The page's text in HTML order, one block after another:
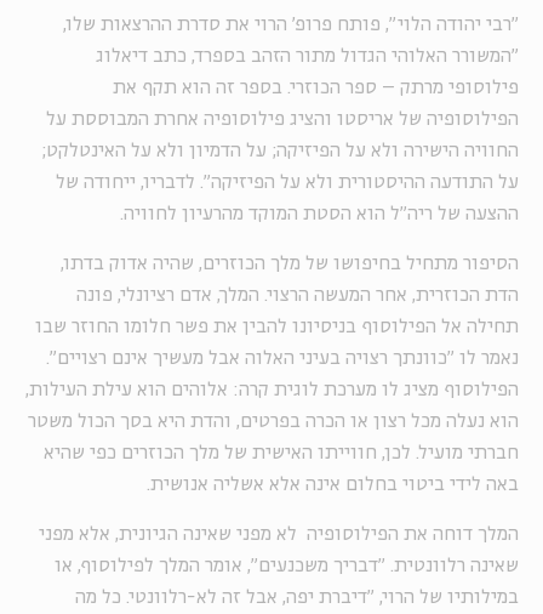
"רבי יהודה הלוי", פותח פרופ' הרוי את סדרת ההרצאות שלו,
"המשורר האלוהי הגדול מתור הזהב בספרד, כתב דיאלוג
פילוסופי מרתק – ספר הכוזרי. בספר זה הוא תקף את
הפילוסופיה של אריסטו והציג פילוסופיה אחרת המבוססת על
החוויה הישירה ולא על הפיזיקה; על הדמיון ולא על האינטלקט;
על התודעה ההיסטורית ולא על הפיזיקה". לדבריו, ייחודה של
ההצעה של ריה"ל הוא הסטת המוקד מהרעיון לחוויה.
הסיפור מתחיל בחיפושו של מלך הכוזרים, שהיה אדוק בדתו,
הדת הכוזרית, אחר המעשה הרצוי. המלך, אדם רציונלי, פונה
תחילה אל הפילוסוף בניסיונו להבין את פשר חלומו החוזר שבו
נאמר לו "כוונתך רצויה בעיני האלוה אבל מעשיך אינם רצויים".
הפילוסוף מציג לו מערכת לוגית קרה: אלוהים הוא עילת העילות,
הוא נעלה מכל רצון או הכרה בפרטים, והדת היא בסך הכול משטר
חברתי מועיל. לכן, חווייתו האישית של מלך הכוזרים כפי שהיא
באה לידי ביטוי בחלום אינה אלא אשליה אנושית.
המלך דוחה את הפילוסופיה לא מפני שאינה הגיונית, אלא מפני
שאינה רלוונטית. "דבריך משכנעים", אומר המלך לפילוסוף, או
במילותיו של הרוי, "דיברת יפה, אבל זה לא-רלוונטי. כל מה